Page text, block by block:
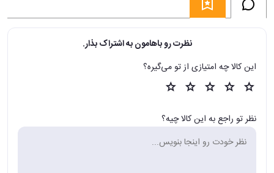
نظرت رو باهامون به اشتراک بذار.
این کالا چه امتیازی از تو می‌گیره؟
نظر تو راجع به این کالا چیه؟